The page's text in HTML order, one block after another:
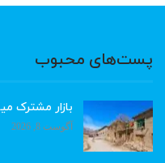
پست‌های محبوب
بازار مشترک
آگوست 8, 2026